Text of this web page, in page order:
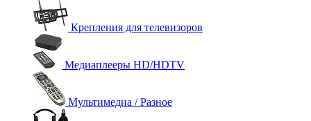
Крепления для телевизоров
Медиаплееры HD/HDTV
Мультимедиа / Разное